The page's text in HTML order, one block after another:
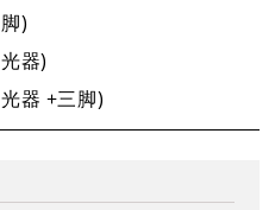
)
器)
器 +三脚)